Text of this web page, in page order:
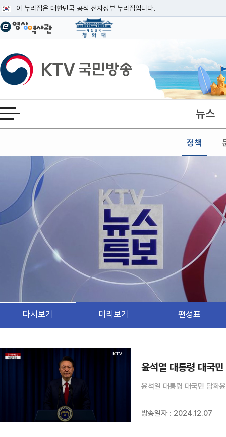
이 누리집은 대한민국 공식 전자정부 누리집입니다.
공식 누리집 주소 확인하기
이밖에 or.kr 또는 .kr등 다른 도메인 주소를 사용하고 있다면 아래 URL에서
운영중인 공식 누리집보기
KTV국민방송
전체메뉴 열기 뉴스
정책
본문
다시보기 미리보기 편성표
윤석열 대통령 대국민
윤석열 대통령 대국민 담화
방송일자 : 2024.12.07
검색 조건
검색어 입력
검색